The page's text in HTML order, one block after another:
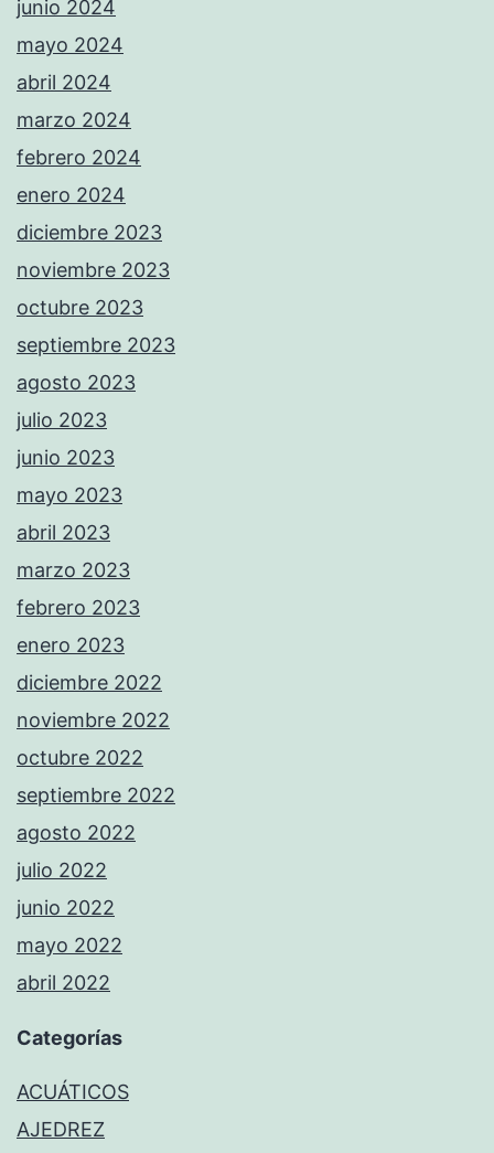
junio 2024
mayo 2024
abril 2024
marzo 2024
febrero 2024
enero 2024
diciembre 2023
noviembre 2023
octubre 2023
septiembre 2023
agosto 2023
julio 2023
junio 2023
mayo 2023
abril 2023
marzo 2023
febrero 2023
enero 2023
diciembre 2022
noviembre 2022
octubre 2022
septiembre 2022
agosto 2022
julio 2022
junio 2022
mayo 2022
abril 2022
Categorías
ACUÁTICOS
AJEDREZ